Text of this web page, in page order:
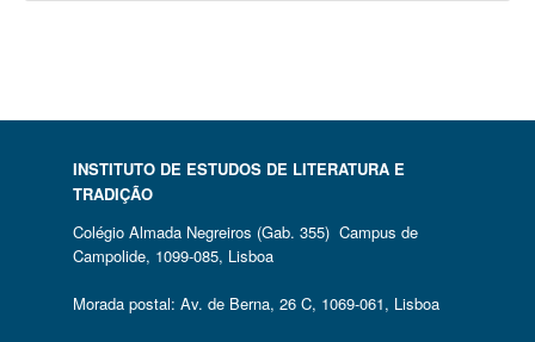
INSTITUTO DE ESTUDOS DE LITERATURA E
TRADIÇÃO
Colégio Almada Negreiros (Gab. 355) Campus de
Campolide, 1099-085, Lisboa
Morada postal: Av. de Berna, 26 C, 1069-061, Lisboa